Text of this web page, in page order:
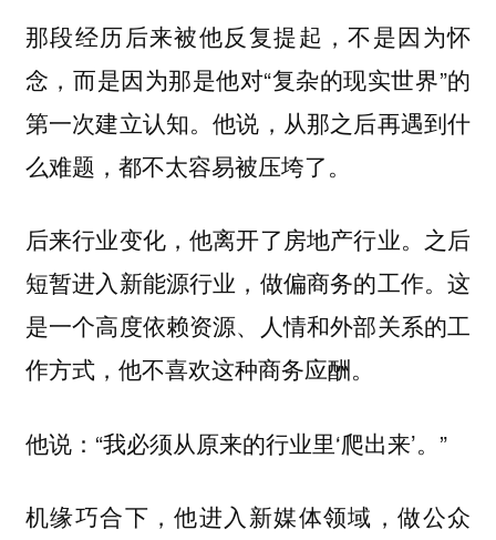
那段经历后来被他反复提起，不是因为怀
念，而是因为那是他对“复杂的现实世界”的
第一次建立认知。他说，从那之后再遇到什
么难题，都不太容易被压垮了。
后来行业变化，他离开了房地产行业。之后
短暂进入新能源行业，做偏商务的工作。这
是一个高度依赖资源、人情和外部关系的工
作方式，他不喜欢这种商务应酬。
他说：“我必须从原来的行业里‘爬出来’。”
机缘巧合下，他进入新媒体领域，做公众